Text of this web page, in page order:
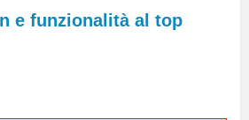
e funzionalità al top